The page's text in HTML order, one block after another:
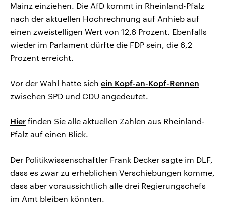
Mainz einziehen. Die AfD kommt in Rheinland-Pfalz
nach der aktuellen Hochrechnung auf Anhieb auf
einen zweistelligen Wert von 12,6 Prozent. Ebenfalls
wieder im Parlament dürfte die FDP sein, die 6,2
Prozent erreicht.
Vor der Wahl hatte sich ein Kopf-an-Kopf-Rennen
zwischen SPD und CDU angedeutet.
Hier finden Sie alle aktuellen Zahlen aus Rheinland-
Pfalz auf einen Blick.
Der Politikwissenschaftler Frank Decker sagte im DLF,
dass es zwar zu erheblichen Verschiebungen komme,
dass aber voraussichtlich alle drei Regierungschefs
im Amt bleiben könnten.